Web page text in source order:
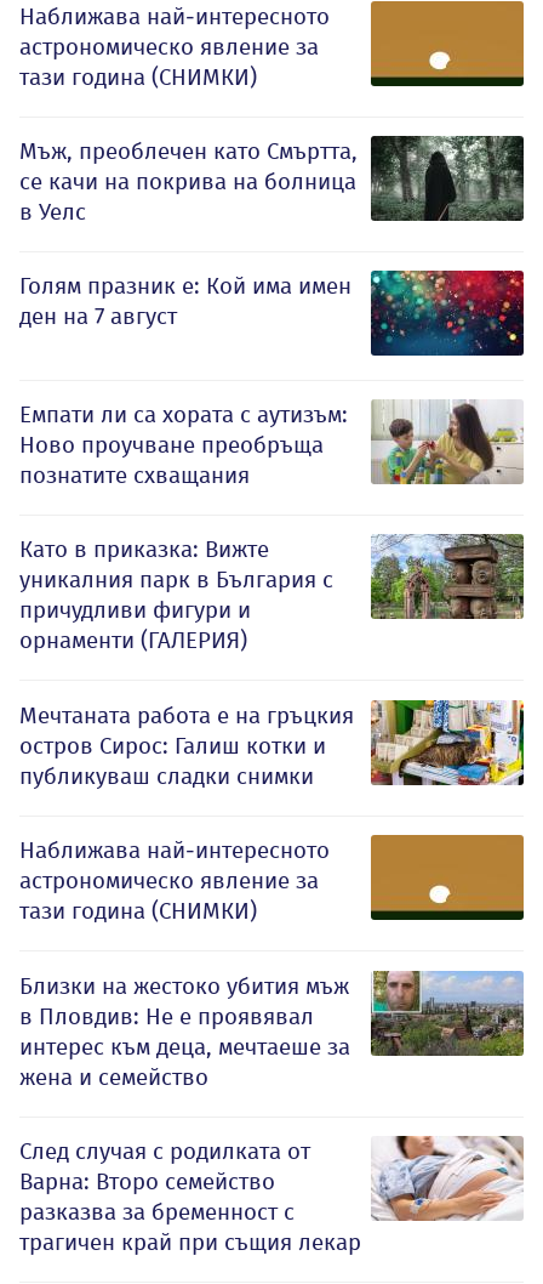
Наближава най-интересното
астрономическо явление за
тази година (СНИМКИ)
Мъж, преоблечен като Смъртта,
се качи на покрива на болница
в Уелс
Голям празник е: Кой има имен
ден на 7 август
Емпати ли са хората с аутизъм:
Ново проучване преобръща
познатите схващания
Като в приказка: Вижте
уникалния парк в България с
причудливи фигури и
орнаменти (ГАЛЕРИЯ)
Мечтаната работа е на гръцкия
остров Сирос: Галиш котки и
публикуваш сладки снимки
Наближава най-интересното
астрономическо явление за
тази година (СНИМКИ)
Близки на жестоко убития мъж
в Пловдив: Не е проявявал
интерес към деца, мечтаеше за
жена и семейство
След случая с родилката от
Варна: Второ семейство
разказва за бременност с
трагичен край при същия лекар